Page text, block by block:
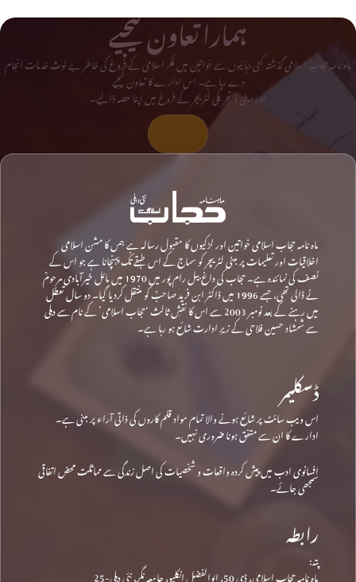
ہمارا تعاون کیجیے
ماہ نامہ حجاب اسلامی گذشتہ کئی دہائیوں سے خواتین میں فکر اسلامی کے فروغ کی خاطر بے لوث خدمات انجام
دے رہا ہے۔ اس ادارے کا تعاون کیجیے
اور دینی و تحریکی لٹریچر کے فروغ میں اپنا حصہ ڈالیے۔
ماہ نامہ حجاب اسلامی خواتین اور لڑکیوں کا مقبول رسالہ ہے جس کا مشن اسلامی
اخلاقیات اور تعلیمات پر مبنی لٹریچر کو سماج کے اس طبقے تک پہنچانا ہے جو اس کے
نصف کی نمائندہ ہے۔ حجاب کی داغ بیل رام پور میں 1970 میں مائل خیرآبادی مرحومؒ
نے ڈالی تھی، جسے 1996 میں ڈاکٹر ابن فرید صاحبؒ کو منتقل کردیا گیا۔ دو سال تعطل
میں رہنے کے بعد نومبر 2003 سے اس کا نقشِ ثالث ‘حجاب اسلامی’ کے نام سے دہلی
سے شمشاد حسین فلاحی کے زیرِ ادارت شائع ہو رہا ہے۔
ڈسکلیمر
اس ویب سائٹ پر شائع ہونے والا تمام مواد قلم کاروں کی ذاتی آراء پر مبنی ہے۔
ادارے کا ان سے متفق ہونا ضروری نہیں۔
افسانوی ادب میں پیش کردہ واقعات و شخصیات کی اصل زندگی سے مماثلت محض اتفاقی
سمجھی جائے۔
رابطہ
پتہ:
ماہ نامہ حجاب اسلامی، ڈی 50، ابوالفضل انکلیو، جامعہ نگر، نئی دہلی-25